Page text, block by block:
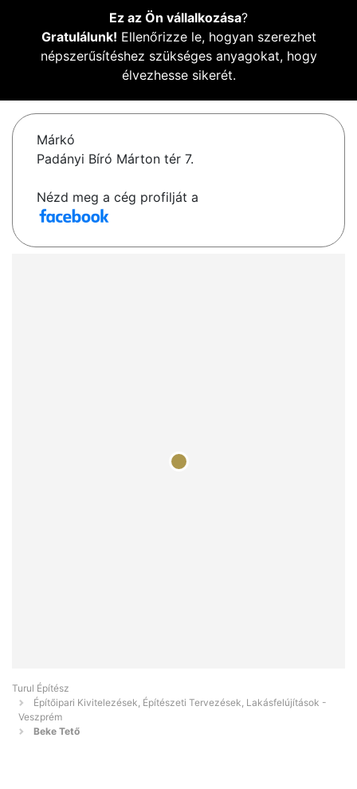
Ez az Ön vállalkozása?
Gratulálunk! Ellenőrizze le, hogyan szerezhet
népszerűsítéshez szükséges anyagokat, hogy
élvezhesse sikerét.
Márkó
Padányi Bíró Márton tér 7.
Nézd meg a cég profilját a
Turul Építész
Építőipari Kivitelezések, Építészeti Tervezések, Lakásfelújítások -
Veszprém
Beke Tető